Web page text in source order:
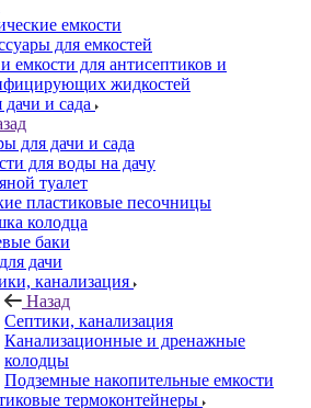
емкости
для емкостей
емкости для антисептиков и
жидкостей
и сада
для дачи и сада
для воды на дачу
туалет
пластиковые песочницы
колодца
баки
дачи
канализация
Назад
Септики, канализация
Канализационные и дренажные
колодцы
Подземные накопительные емкости
термоконтейнеры